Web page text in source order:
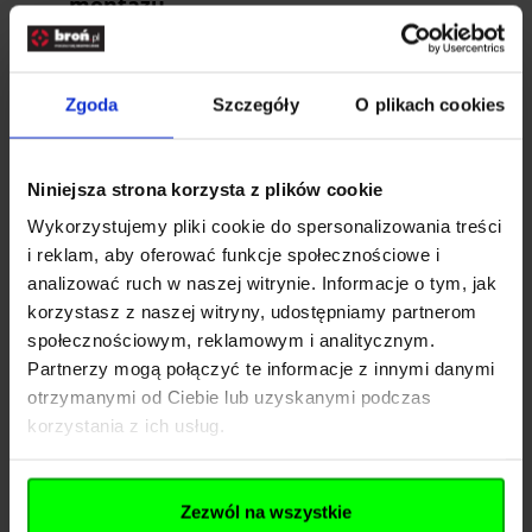
Zgoda Szczegóły O plikach cookies
Niniejsza strona korzysta z plików cookie
Wykorzystujemy pliki cookie do spersonalizowania treści
i reklam, aby oferować funkcje społecznościowe i
analizować ruch w naszej witrynie. Informacje o tym, jak
korzystasz z naszej witryny, udostępniamy partnerom
społecznościowym, reklamowym i analitycznym.
Partnerzy mogą połączyć te informacje z innymi danymi
otrzymanymi od Ciebie lub uzyskanymi podczas
korzystania z ich usług.
Zezwól na wszystkie
Planujesz wejście do jaskini lub innego
cenisz sobie moc swojej latarki? Niezależnie
od powodów, za pomocą
montażu marki
lampę w taką, którą będziesz mógł nosić na
głowie. Wykonany z materiału oraz plastiku
przedmiot doskonale dopasuje się do
kształtu Twojej głowy i będzie nie mniej
skuteczny, niż profesjonalny sprzęt do np.
eksploracji jaskiń.
Jak przymocować latarkę do broni?
Jeśli jesteś myśliwym, Twoja latarka
powinna być dobrze przymocowana do
broni. Nie może nawet drgnąć! W takiej
neodymowe, zaliczane do tych